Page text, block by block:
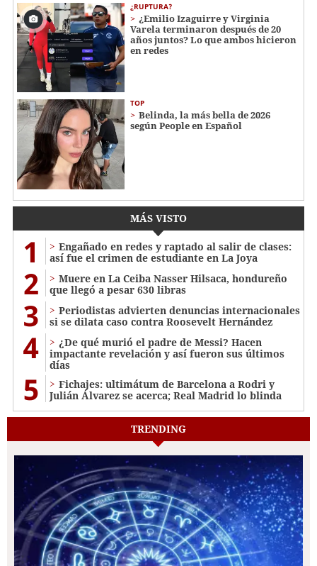
¿RUPTURA?
¿Emilio Izaguirre y Virginia
Varela terminaron después de 20
años juntos? Lo que ambos hicieron
en redes
TOP
Belinda, la más bella de 2026
según People en Español
MÁS VISTO
1
Engañado en redes y raptado al salir de clases:
así fue el crimen de estudiante en La Joya
2
Muere en La Ceiba Nasser Hilsaca, hondureño
que llegó a pesar 630 libras
3
Periodistas advierten denuncias internacionales
si se dilata caso contra Roosevelt Hernández
4
¿De qué murió el padre de Messi? Hacen
impactante revelación y así fueron sus últimos
días
5
Fichajes: ultimátum de Barcelona a Rodri y
Julián Álvarez se acerca; Real Madrid lo blinda
TRENDING